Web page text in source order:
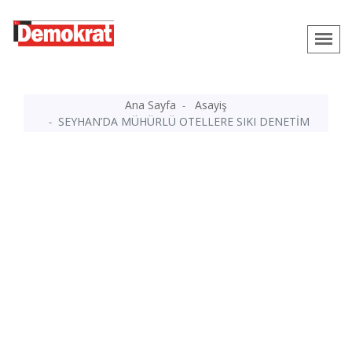
Ana Sayfa
Asayiş
SEYHAN’DA MÜHÜRLÜ OTELLERE SIKI DENETİM